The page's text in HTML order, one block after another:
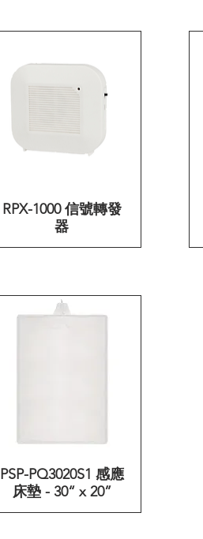
快速瀏覽
RPX-1000 信號轉發
器
快速瀏覽
PSP-PQ3020S1 感應
床墊 - 30“ x 20”